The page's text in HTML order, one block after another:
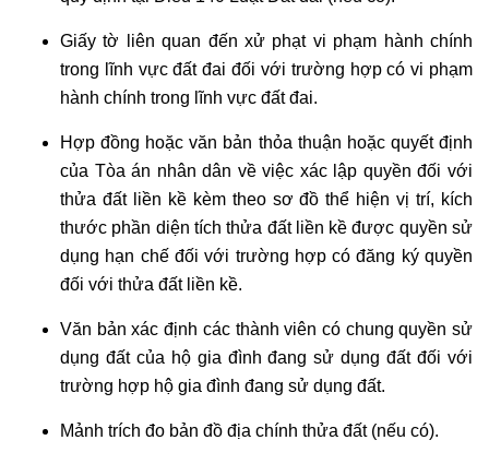
Giấy tờ liên quan đến xử phạt vi phạm hành chính
trong lĩnh vực đất đai đối với trường hợp có vi phạm
hành chính trong lĩnh vực đất đai.
Hợp đồng hoặc văn bản thỏa thuận hoặc quyết định
của Tòa án nhân dân về việc xác lập quyền đối với
thửa đất liền kề kèm theo sơ đồ thể hiện vị trí, kích
thước phần diện tích thửa đất liền kề được quyền sử
dụng hạn chế đối với trường hợp có đăng ký quyền
đối với thửa đất liền kề.
Văn bản xác định các thành viên có chung quyền sử
dụng đất của hộ gia đình đang sử dụng đất đối với
trường hợp hộ gia đình đang sử dụng đất.
Mảnh trích đo bản đồ địa chính thửa đất (nếu có).